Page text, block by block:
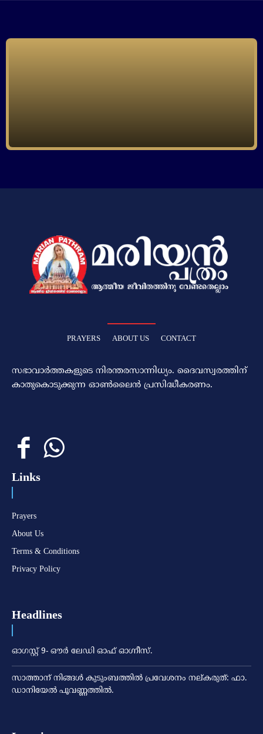
PRAYERS ABOUT US CONTACT
സഭാവാര്‍ത്തകളുടെ നിരന്തരസാന്നിധ്യം. ദൈവസ്വരത്തിന്‌
കാതുകൊടുക്കുന്ന ഓണ്‍ലൈന്‍ പ്രസിദ്ധീകരണം.
Links
Prayers
About Us
Terms & Conditions
Privacy Policy
Headlines
ഓഗസ്റ്റ് 9- ഔര്‍ ലേഡി ഓഫ് ഓഗ്നീസ്.
സാത്താന് നിങ്ങള്‍ കുടുംബത്തില്‍ പ്രവേശനം നല്കരുത്: ഫാ.
ഡാനിയേല്‍ പൂവണ്ണത്തില്‍.